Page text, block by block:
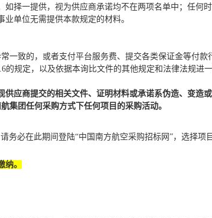
择一提供，视为供应商承诺均不在两项名单中；任何
单位无需提供本款规定的材料。
一致的，或者支付平台服务费、提交各类保证金等付款
的规定，以及依据本询比文件的其他规定和法律法规进
供应商提交的相关文件、证明材料或承诺系伪造、变造
集团任何采购方式下任何项目的采购活动。
请务必在此期间登陆“中国南方航空采购招标网”，选择项
。